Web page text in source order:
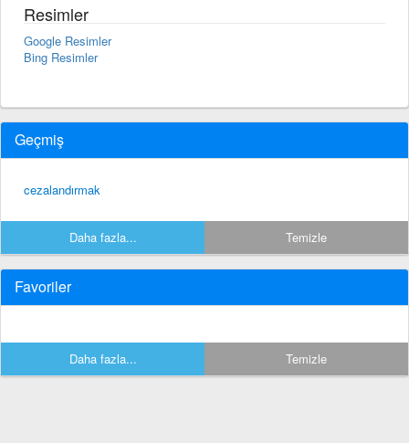
Resimler
Google Resimler
Bing Resimler
Geçmiş
cezalandırmak
Daha fazla... Temizle
Favoriler
Daha fazla... Temizle